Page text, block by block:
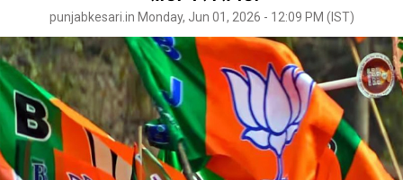
punjabkesari.in Monday, Jun 01, 2026 - 12:09 PM (IST)